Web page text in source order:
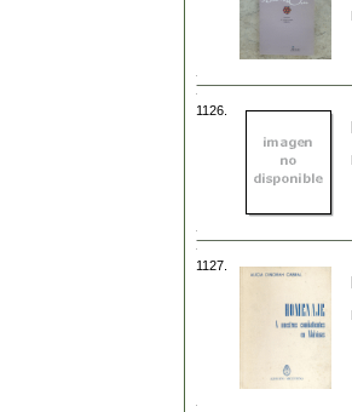
1126.
1127.